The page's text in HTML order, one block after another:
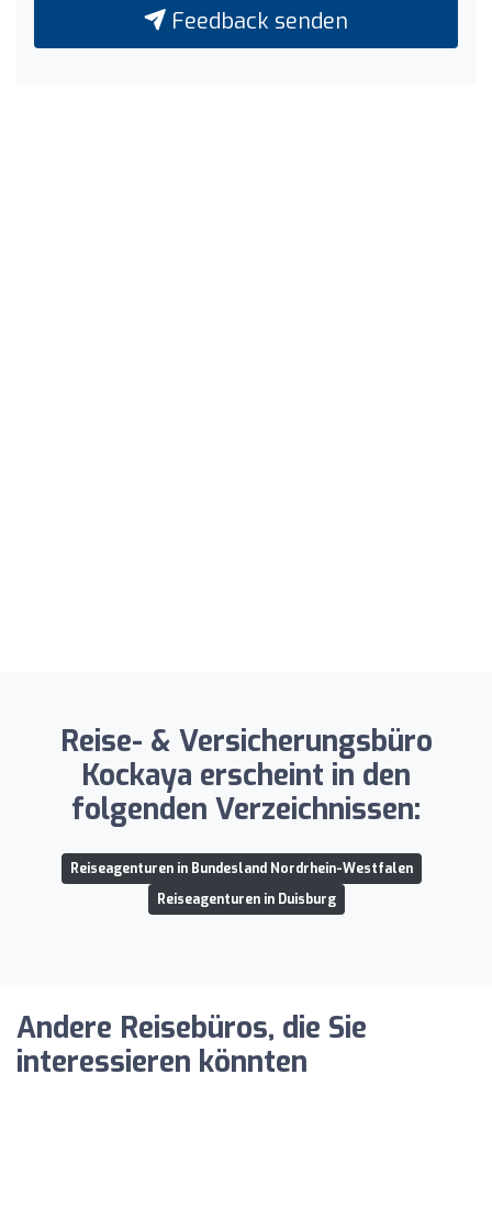
Feedback senden
Reise- & Versicherungsbüro
Kockaya erscheint in den
folgenden Verzeichnissen:
Reiseagenturen in Bundesland Nordrhein-Westfalen
Reiseagenturen in Duisburg
Andere Reisebüros, die Sie
interessieren könnten